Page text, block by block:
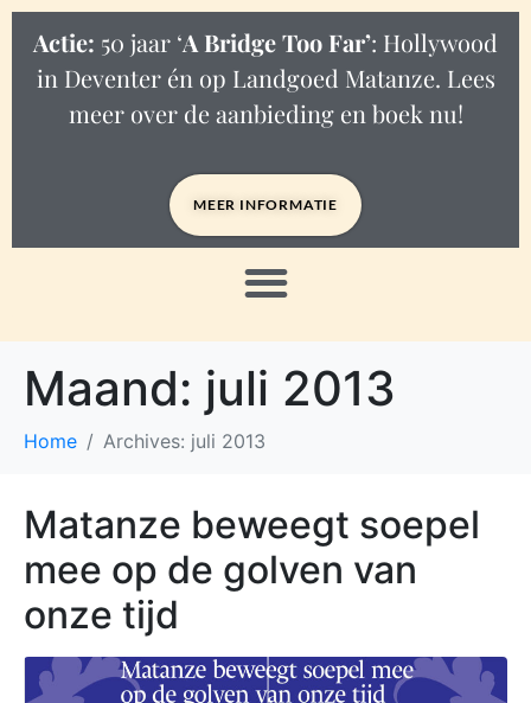
Actie: 50 jaar ‘A Bridge Too Far’: Hollywood
in Deventer én op Landgoed Matanze. Lees
meer over de aanbieding en boek nu!
MEER INFORMATIE
Maand: juli 2013
Home Archives: juli 2013
Matanze beweegt soepel
mee op de golven van
onze tijd